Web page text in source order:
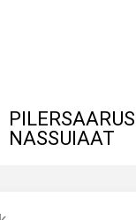
NASSUIAAT